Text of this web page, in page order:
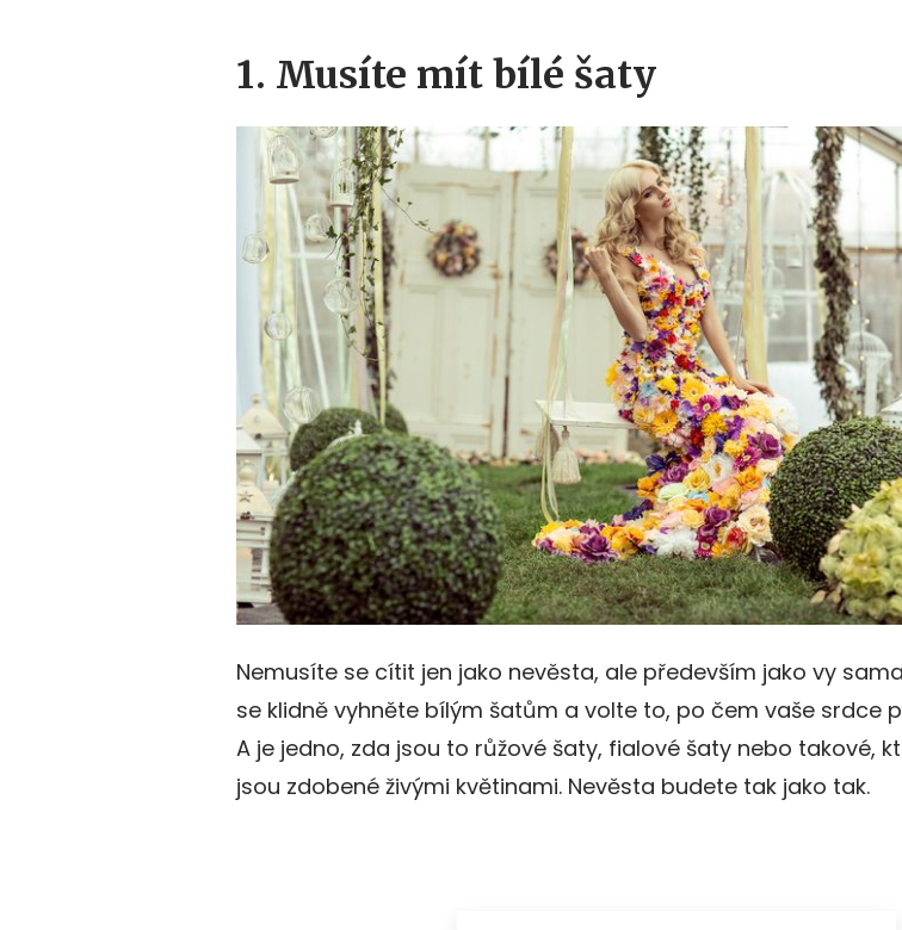
1. Musíte mít bílé šaty
Nemusíte se cítit jen jako nevěsta, ale především jako vy
se klidně vyhněte bílým šatům a volte to, po čem vaše srdce
A je jedno, zda jsou to růžové šaty, fialové šaty nebo takové,
jsou zdobené živými květinami. Nevěsta budete tak jako tak.